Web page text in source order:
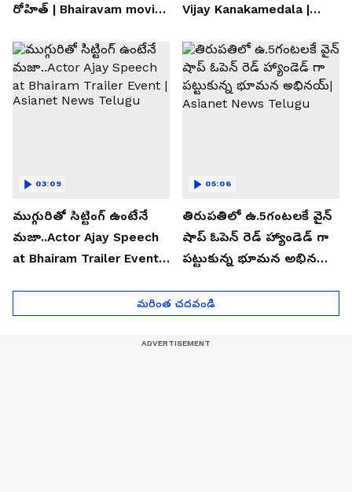
రోహిత్ | Bhairavam movie |
Vijay Kanakamedala |
ముగ్గురితో సిట్టింగ్ ఉంటేనే
మజా..Actor Ajay Speech
at Bhairam Trailer Event |
03:09
తిరుపతిలో ఉ.5గంటలకే వైన్
షాప్ ఓపెన్ రెడ్ హ్యాండెడ్ గా
పట్టుకున్న భూమన అభినయ్|
05:06
మరింత చదవండి